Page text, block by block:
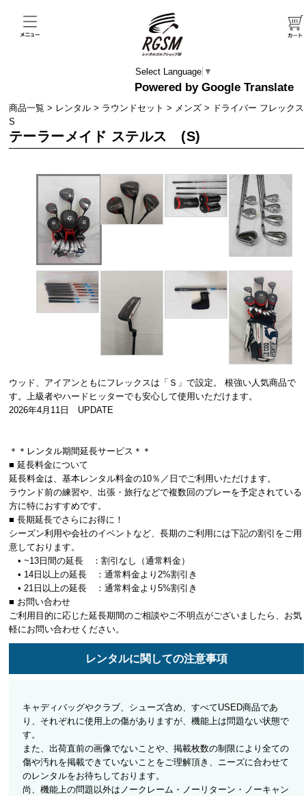
Select Language ▼
商品一覧 > レンタル > ラウンドセット > メンズ > ドライバー フレックス
S
テーラーメイド ステルス (S)
ウッド、アイアンともにフレックスは「Ｓ」で設定。 根強い人気商品で
す。上級者やハードヒッターでも安心して使用いただけます。
2026年4月11日 UPDATE
＊＊レンタル期間延長サービス＊＊
■ 延長料金について
延長料金は、基本レンタル料金の10％／日でご利用いただけます。
ラウンド前の練習や、出張・旅行などで複数回のプレーを予定されている
方に特におすすめです。
■ 長期延長でさらにお得に！
シーズン利用や会社のイベントなど、長期のご利用には下記の割引をご用
意しております。
• ~13日間の延長 ：割引なし（通常料金）
• 14日以上の延長 ：通常料金より2%割引き
• 21日以上の延長 ：通常料金より5%割引き
■ お問い合わせ
ご利用目的に応じた延長期間のご相談やご不明点がございましたら、お気
軽にお問い合わせください。
レンタルに関しての注意事項
キャディバッグやクラブ、シューズ含め、すべてUSED商品であ
り、それぞれに使用上の傷がありますが、機能上は問題ない状態で
す。
また、出荷直前の画像でないことや、掲載枚数の制限により全ての
傷や汚れを掲載できていないことをご理解頂き、ニーズに合わせて
のレンタルをお待ちしております。
尚、機能上の問題以外はノークレーム・ノーリターン・ノーキャン